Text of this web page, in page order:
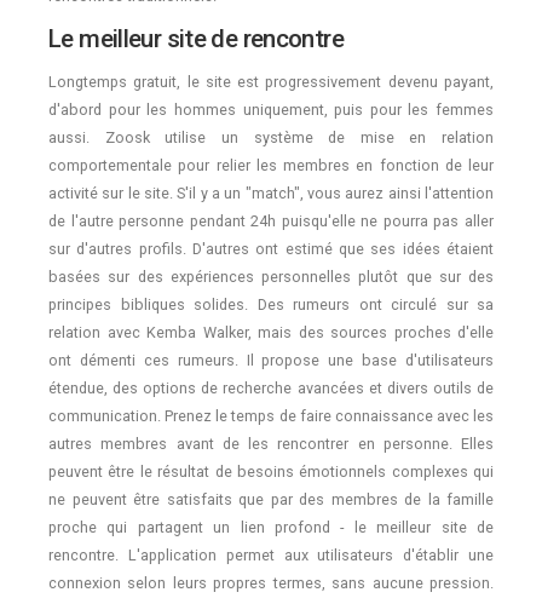
Le meilleur site de rencontre
Longtemps gratuit, le site est progressivement devenu payant,
d'abord pour les hommes uniquement, puis pour les femmes
aussi. Zoosk utilise un système de mise en relation
comportementale pour relier les membres en fonction de leur
activité sur le site. S'il y a un "match", vous aurez ainsi l'attention
de l'autre personne pendant 24h puisqu'elle ne pourra pas aller
sur d'autres profils. D'autres ont estimé que ses idées étaient
basées sur des expériences personnelles plutôt que sur des
principes bibliques solides. Des rumeurs ont circulé sur sa
relation avec Kemba Walker, mais des sources proches d'elle
ont démenti ces rumeurs. Il propose une base d'utilisateurs
étendue, des options de recherche avancées et divers outils de
communication. Prenez le temps de faire connaissance avec les
autres membres avant de les rencontrer en personne. Elles
peuvent être le résultat de besoins émotionnels complexes qui
ne peuvent être satisfaits que par des membres de la famille
proche qui partagent un lien profond - le meilleur site de
rencontre. L'application permet aux utilisateurs d'établir une
connexion selon leurs propres termes, sans aucune pression.